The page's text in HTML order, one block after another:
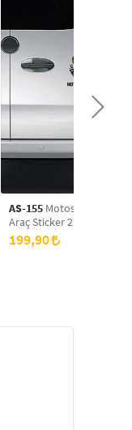
AS-155 Motosikleti Fark
Araç Sticker 21x29 cm,
Sticker, Araba Sticker
199,90